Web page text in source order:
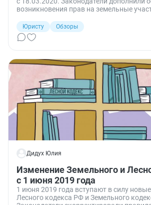
возникновения прав на земельные
государственной или муниципальной
Юристу
Обзоры
Дидух Юлия
Изменение Земельного и
с 1 июня 2019 года
1 июня 2019 года вступают в силу
Лесного кодекса РФ и Земельного